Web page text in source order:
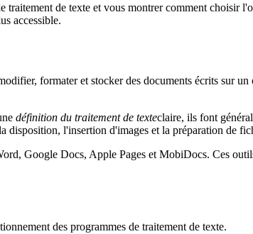
de texte et vous montrer comment choisir
accessible.
formater et stocker des documents écrits sur
définition du traitement de texteclaire, ils font
l'insertion d'images et la préparation de
Google Docs, Apple Pages et MobiDocs. Ces
des programmes de traitement de texte.